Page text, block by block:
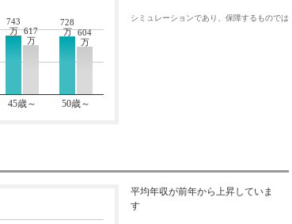
743
万
617
万
45歳～
728
万
604
万
50歳～
シミュレーションであり、保障するものでは
平均年収が前年から上昇していま
す